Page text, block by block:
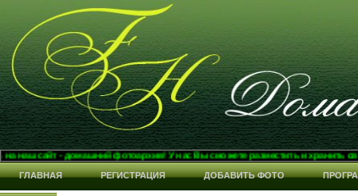
- домашний фотоархив! У нас Вы сможете разместить и хранить свои
ГЛАВНАЯ
РЕГИСТРАЦИЯ ДОБАВИТЬ ФОТО